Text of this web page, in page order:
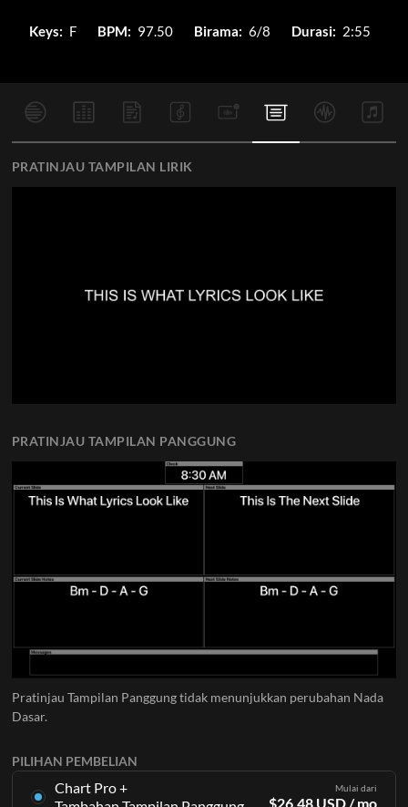
Keys: F BPM: 97.50 Birama: 6/8 Durasi: 2:55
PILIHAN PEMBELIAN
Chart Pro +
Mulai dari
$26.48 USD / mo
PRATINJAU TAMPILAN LIRIK
PRATINJAU TAMPILAN PANGGUNG
Pratinjau Tampilan Panggung tidak menunjukkan perubahan Nada
Dasar.